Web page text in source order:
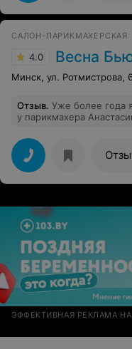
ребёнку!
САЛОН-ПАРИКМАХЕРСКАЯ
4.0 Весна
Минск, ул. Ротмистрова,
Отзыв. Уже более года
у парикмахера
дружелюбная атмосфера.
ЭФФЕКТИВНАЯ РЕКЛАМА